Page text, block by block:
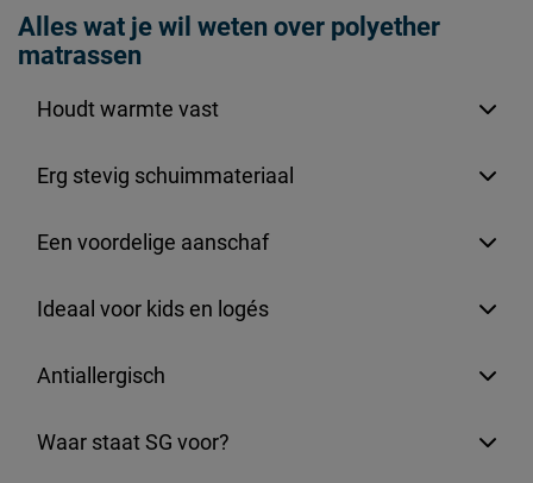
Geschikt voor de
volgende bedbodems
latten, schotelbodem,
spiraalbodem,
bedbodem
Alles wat je wil weten over polyether
matrassen
Houdt warmte vast
Erg stevig schuimmateriaal
Een voordelige aanschaf
Ideaal voor kids en logés
Antiallergisch
Waar staat SG voor?